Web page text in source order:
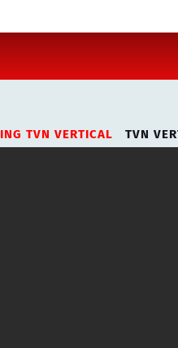
TVN VERTICAL TVN